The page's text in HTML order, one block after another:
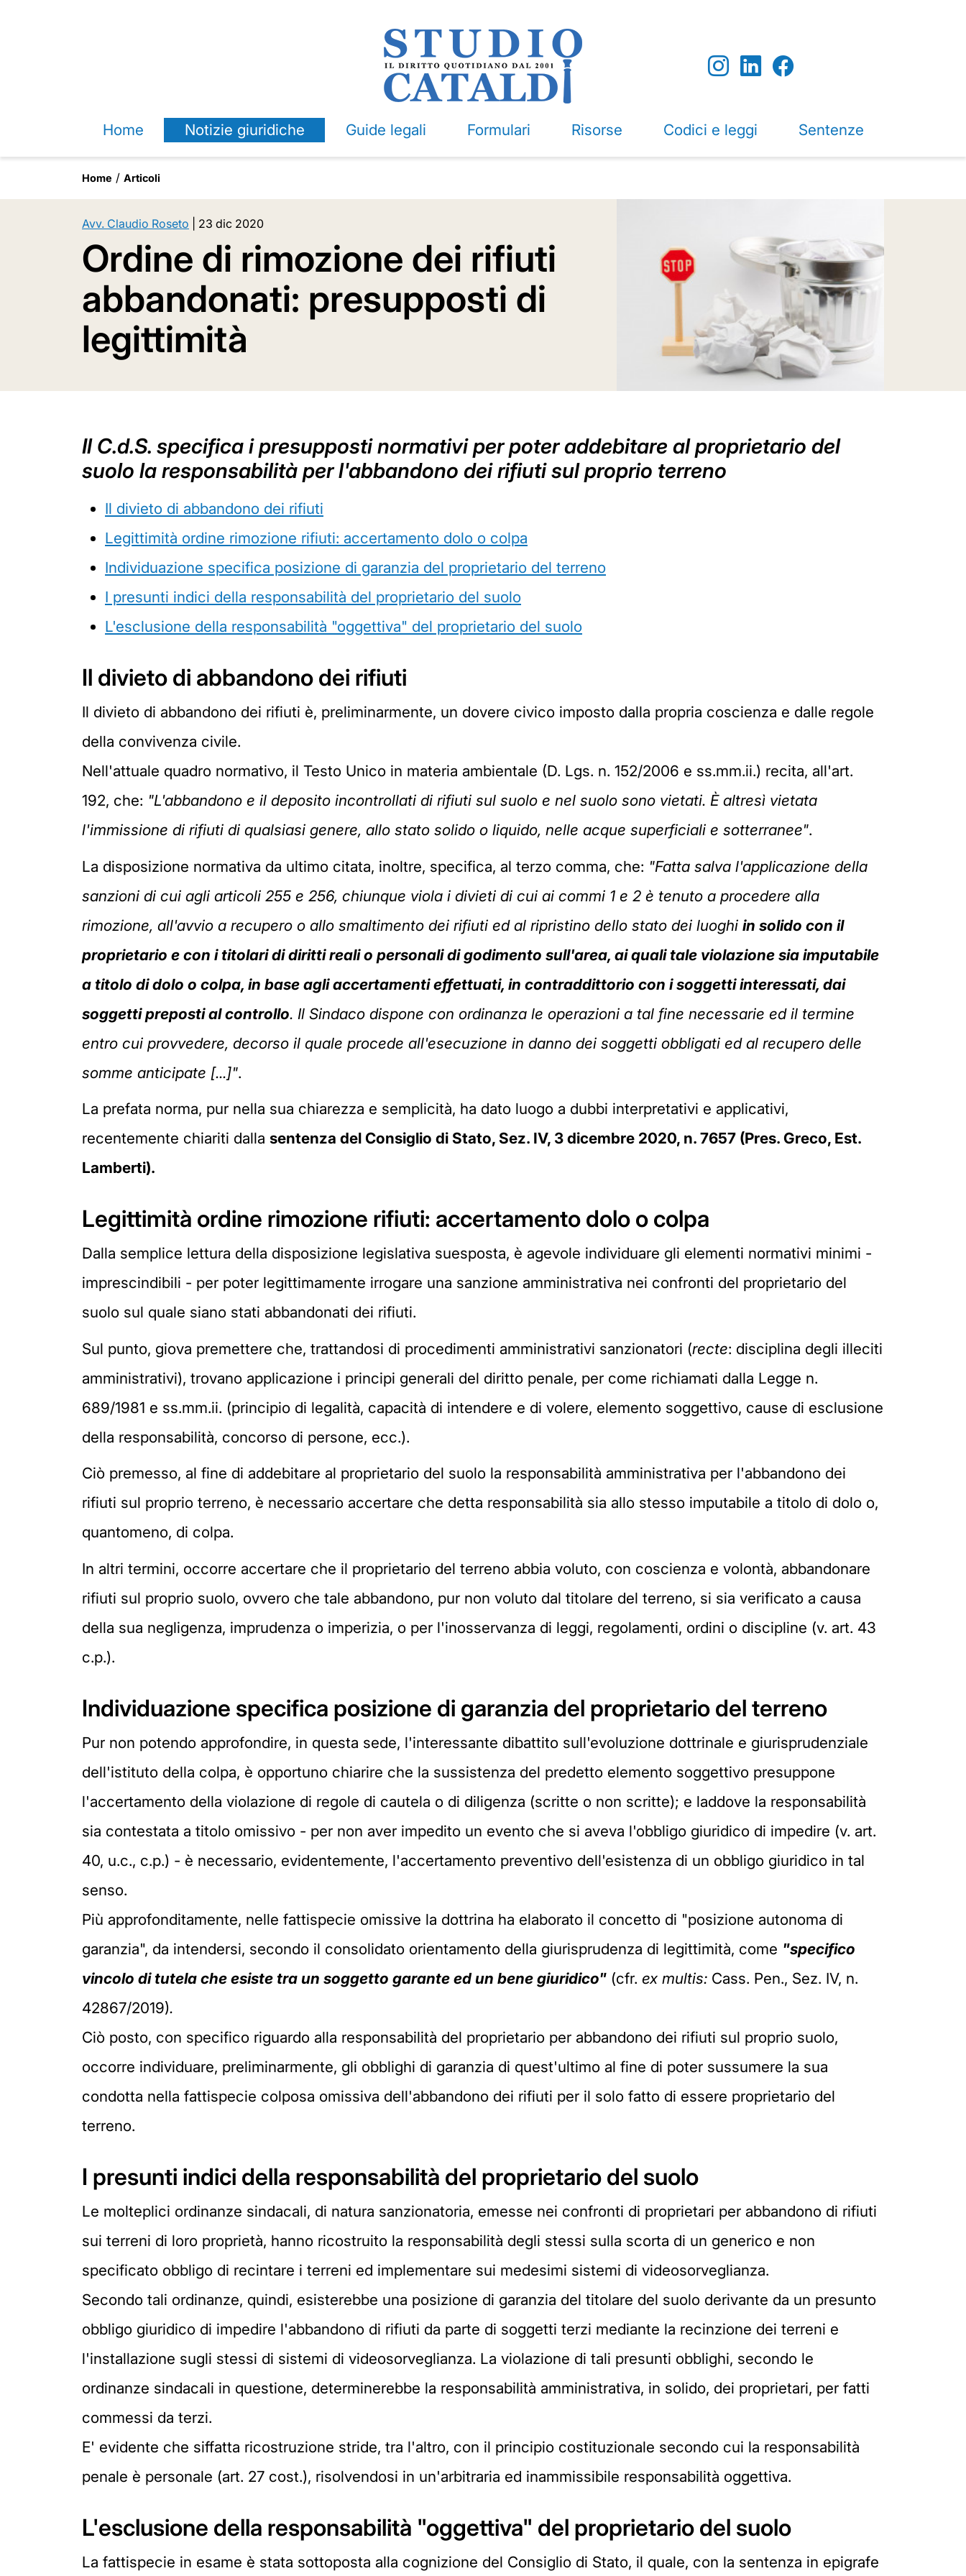
Home Notizie giuridiche Guide legali Formulari Risorse Codici e leggi Sentenze
Home Articoli
Avv. Claudio Roseto 23 dic 2020
Ordine di rimozione dei rifiuti
abbandonati: presupposti di
legittimità
Il C.d.S. specifica i presupposti normativi per poter addebitare al proprietario del
suolo la responsabilità per l'abbandono dei rifiuti sul proprio terreno
Il divieto di abbandono dei rifiuti
Legittimità ordine rimozione rifiuti: accertamento dolo o colpa
Individuazione specifica posizione di garanzia del proprietario del terreno
I presunti indici della responsabilità del proprietario del suolo
L'esclusione della responsabilità "oggettiva" del proprietario del suolo
Il divieto di abbandono dei rifiuti
Il divieto di abbandono dei rifiuti è, preliminarmente, un dovere civico imposto dalla propria coscienza e dalle regole
della convivenza civile.
Nell'attuale quadro normativo, il Testo Unico in materia ambientale (D. Lgs. n. 152/2006 e ss.mm.ii.) recita, all'art.
192, che: "L'abbandono e il deposito incontrollati di rifiuti sul suolo e nel suolo sono vietati. È altresì vietata
l'immissione di rifiuti di qualsiasi genere, allo stato solido o liquido, nelle acque superficiali e sotterranee".
La disposizione normativa da ultimo citata, inoltre, specifica, al terzo comma, che: "Fatta salva l'applicazione della
sanzioni di cui agli articoli 255 e 256, chiunque viola i divieti di cui ai commi 1 e 2 è tenuto a procedere alla
rimozione, all'avvio a recupero o allo smaltimento dei rifiuti ed al ripristino dello stato dei luoghi in solido con il
proprietario e con i titolari di diritti reali o personali di godimento sull'area, ai quali tale violazione sia imputabile
a titolo di dolo o colpa, in base agli accertamenti effettuati, in contraddittorio con i soggetti interessati, dai
soggetti preposti al controllo. Il Sindaco dispone con ordinanza le operazioni a tal fine necessarie ed il termine
entro cui provvedere, decorso il quale procede all'esecuzione in danno dei soggetti obbligati ed al recupero delle
somme anticipate [...]".
La prefata norma, pur nella sua chiarezza e semplicità, ha dato luogo a dubbi interpretativi e applicativi,
recentemente chiariti dalla sentenza del Consiglio di Stato, Sez. IV, 3 dicembre 2020, n. 7657 (Pres. Greco, Est.
Lamberti).
Legittimità ordine rimozione rifiuti: accertamento dolo o colpa
Dalla semplice lettura della disposizione legislativa suesposta, è agevole individuare gli elementi normativi minimi -
imprescindibili - per poter legittimamente irrogare una sanzione amministrativa nei confronti del proprietario del
suolo sul quale siano stati abbandonati dei rifiuti.
Sul punto, giova premettere che, trattandosi di procedimenti amministrativi sanzionatori (recte: disciplina degli illeciti
amministrativi), trovano applicazione i principi generali del diritto penale, per come richiamati dalla Legge n.
689/1981 e ss.mm.ii. (principio di legalità, capacità di intendere e di volere, elemento soggettivo, cause di esclusione
della responsabilità, concorso di persone, ecc.).
Ciò premesso, al fine di addebitare al proprietario del suolo la responsabilità amministrativa per l'abbandono dei
rifiuti sul proprio terreno, è necessario accertare che detta responsabilità sia allo stesso imputabile a titolo di dolo o,
quantomeno, di colpa.
In altri termini, occorre accertare che il proprietario del terreno abbia voluto, con coscienza e volontà, abbandonare
rifiuti sul proprio suolo, ovvero che tale abbandono, pur non voluto dal titolare del terreno, si sia verificato a causa
della sua negligenza, imprudenza o imperizia, o per l'inosservanza di leggi, regolamenti, ordini o discipline (v. art. 43
c.p.).
Individuazione specifica posizione di garanzia del proprietario del terreno
Pur non potendo approfondire, in questa sede, l'interessante dibattito sull'evoluzione dottrinale e giurisprudenziale
dell'istituto della colpa, è opportuno chiarire che la sussistenza del predetto elemento soggettivo presuppone
l'accertamento della violazione di regole di cautela o di diligenza (scritte o non scritte); e laddove la responsabilità
sia contestata a titolo omissivo - per non aver impedito un evento che si aveva l'obbligo giuridico di impedire (v. art.
40, u.c., c.p.) - è necessario, evidentemente, l'accertamento preventivo dell'esistenza di un obbligo giuridico in tal
senso.
Più approfonditamente, nelle fattispecie omissive la dottrina ha elaborato il concetto di "posizione autonoma di
garanzia", da intendersi, secondo il consolidato orientamento della giurisprudenza di legittimità, come "specifico
vincolo di tutela che esiste tra un soggetto garante ed un bene giuridico" (cfr. ex multis: Cass. Pen., Sez. IV, n.
42867/2019).
Ciò posto, con specifico riguardo alla responsabilità del proprietario per abbandono dei rifiuti sul proprio suolo,
occorre individuare, preliminarmente, gli obblighi di garanzia di quest'ultimo al fine di poter sussumere la sua
condotta nella fattispecie colposa omissiva dell'abbandono dei rifiuti per il solo fatto di essere proprietario del
terreno.
I presunti indici della responsabilità del proprietario del suolo
Le molteplici ordinanze sindacali, di natura sanzionatoria, emesse nei confronti di proprietari per abbandono di rifiuti
sui terreni di loro proprietà, hanno ricostruito la responsabilità degli stessi sulla scorta di un generico e non
specificato obbligo di recintare i terreni ed implementare sui medesimi sistemi di videosorveglianza.
Secondo tali ordinanze, quindi, esisterebbe una posizione di garanzia del titolare del suolo derivante da un presunto
obbligo giuridico di impedire l'abbandono di rifiuti da parte di soggetti terzi mediante la recinzione dei terreni e
l'installazione sugli stessi di sistemi di videosorveglianza. La violazione di tali presunti obblighi, secondo le
ordinanze sindacali in questione, determinerebbe la responsabilità amministrativa, in solido, dei proprietari, per fatti
commessi da terzi.
E' evidente che siffatta ricostruzione stride, tra l'altro, con il principio costituzionale secondo cui la responsabilità
penale è personale (art. 27 cost.), risolvendosi in un'arbitraria ed inammissibile responsabilità oggettiva.
L'esclusione della responsabilità "oggettiva" del proprietario del suolo
La fattispecie in esame è stata sottoposta alla cognizione del Consiglio di Stato, il quale, con la sentenza in epigrafe